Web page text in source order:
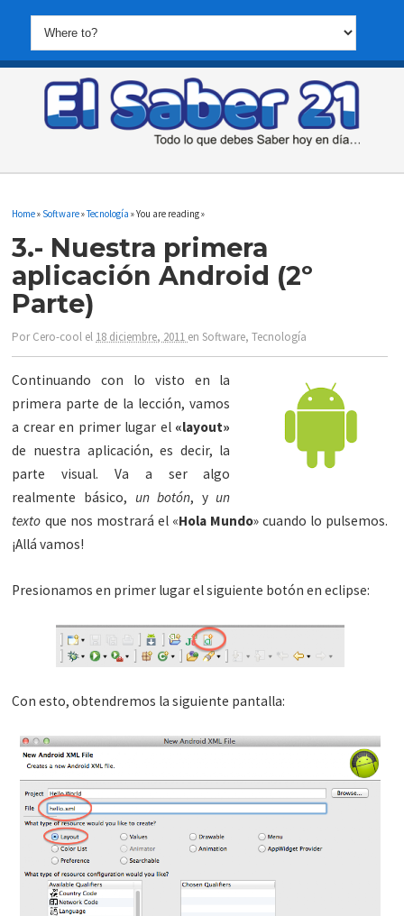
Home» Software»Tecnología » You are reading »
3.- Nuestra primera
aplicación Android (2º
Parte)
PorCero-cool el 18 diciembre, 2011 enSoftware,Tecnología
Continuando con lo visto en la
primera parte de la lección, vamos
a crear en primer lugar el «layout»
de nuestra aplicación, es decir, la
parte visual. Va a ser algo
realmente básico, un botón, y un
texto que nos mostrará el «Hola Mundo» cuando lo pulsemos.
¡Allá vamos!
Presionamos en primer lugar el siguiente botón en eclipse:
Con esto, obtendremos la siguiente pantalla: